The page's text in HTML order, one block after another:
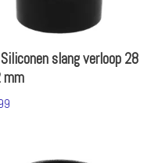
slang verloop 28
mm